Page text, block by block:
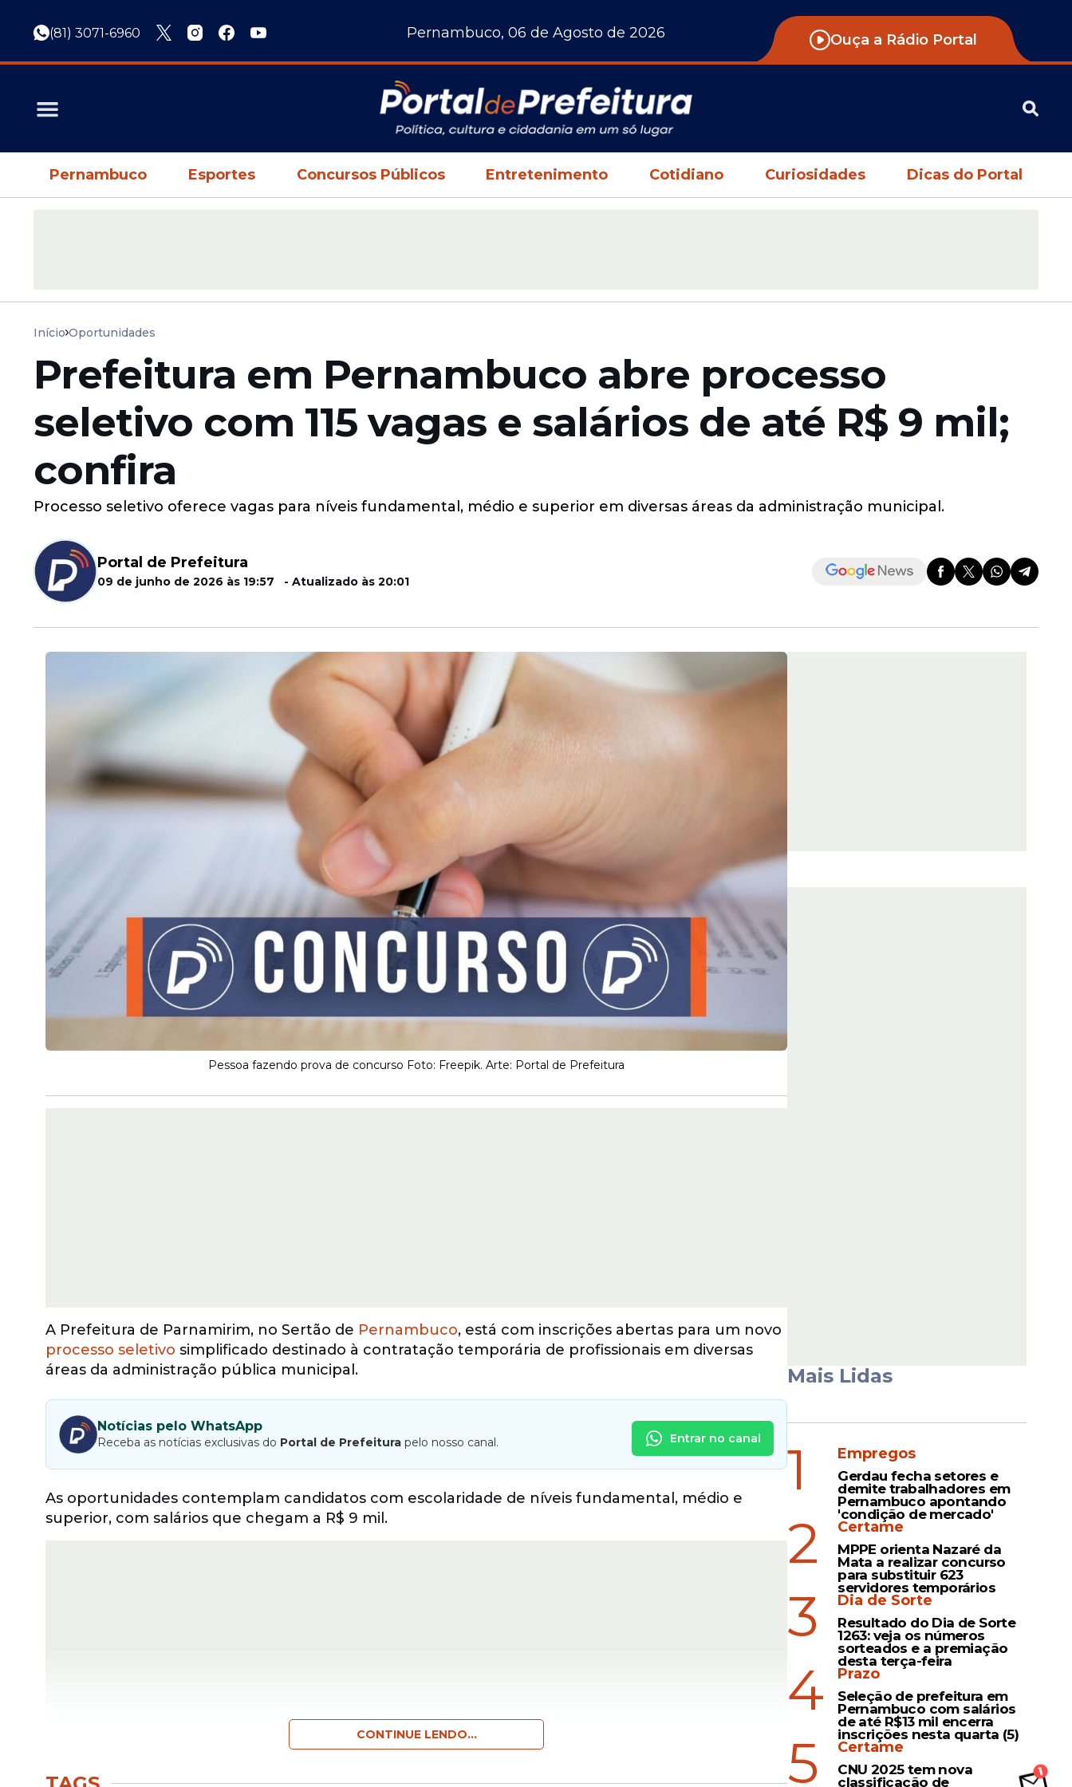
(81) 3071-6960 Pernambuco, 06 de Agosto de 2026 Ouça a Rádio Portal
Pernambuco Esportes Concursos Públicos Entretenimento Cotidiano Curiosidades Dicas do Portal
Início Oportunidades
Prefeitura em Pernambuco abre processo
seletivo com 115 vagas e salários de até R$ 9 mil;
confira
Processo seletivo oferece vagas para níveis fundamental, médio e superior em diversas áreas da administração municipal.
Portal de Prefeitura
09 de junho de 2026 às 19:57 - Atualizado às 20:01
Pessoa fazendo prova de concurso Foto: Freepik. Arte: Portal de Prefeitura
A Prefeitura de Parnamirim, no Sertão de Pernambuco, está com inscrições abertas para um novo
processo seletivo simplificado destinado à contratação temporária de profissionais em diversas
áreas da administração pública municipal.
Notícias pelo WhatsApp
Receba as notícias exclusivas do Portal de Prefeitura pelo nosso canal. Entrar no canal
As oportunidades contemplam candidatos com escolaridade de níveis fundamental, médio e
superior, com salários que chegam a R$ 9 mil.
O certame reúne
CONTINUE LENDO...
Mais Lidas
1 Empregos
Gerdau fecha setores e
demite trabalhadores em
Pernambuco apontando
'condição de mercado'
2 Certame
MPPE orienta Nazaré da
Mata a realizar concurso
para substituir 623
servidores temporários
3 Dia de Sorte
Resultado do Dia de Sorte
1263: veja os números
sorteados e a premiação
desta terça-feira
4 Prazo
Seleção de prefeitura em
Pernambuco com salários
de até R$13 mil encerra
inscrições nesta quarta (5)
5 Certame
CNU 2025 tem nova
classificação de